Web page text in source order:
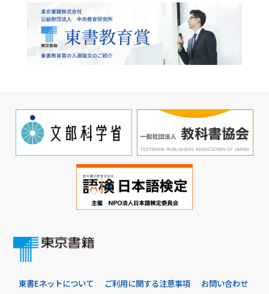
東書Eネットについて ご利用に関する注意事項
お問い合わせ